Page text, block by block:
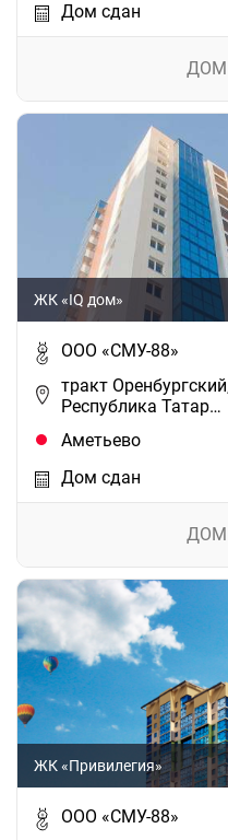
Дом сдан
ДОМ
ЖК «IQ дом»
ООО «СМУ-88»
тракт
Республика Татар…
Аметьево
Дом сдан
ДОМ
ЖК «Привилегия»
ООО «СМУ-88»